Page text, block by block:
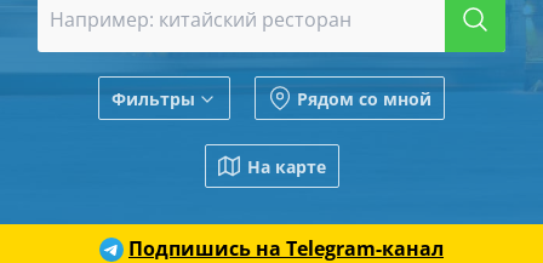
Фильтры Рядом со мной
На карте
Подпишись на Telegram-канал